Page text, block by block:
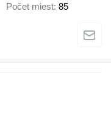
Počet miest 85